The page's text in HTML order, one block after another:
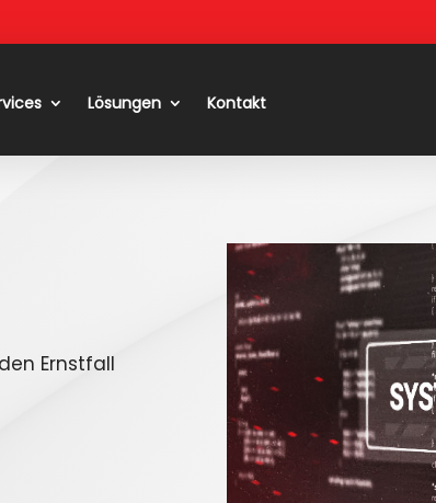
Lösungen Kontakt
Ernstfall